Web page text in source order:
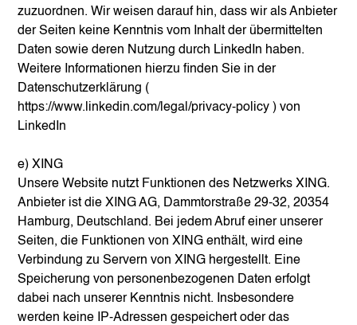
zuzuordnen. Wir weisen darauf hin, dass wir als Anbieter
der Seiten keine Kenntnis vom Inhalt der übermittelten
Daten sowie deren Nutzung durch LinkedIn haben.
Weitere Informationen hierzu finden Sie in der
Datenschutzerklärung (
https://www.linkedin.com/legal/privacy-policy ) von
LinkedIn
e) XING
Unsere Website nutzt Funktionen des Netzwerks XING.
Anbieter ist die XING AG, Dammtorstraße 29-32, 20354
Hamburg, Deutschland. Bei jedem Abruf einer unserer
Seiten, die Funktionen von XING enthält, wird eine
Verbindung zu Servern von XING hergestellt. Eine
Speicherung von personenbezogenen Daten erfolgt
dabei nach unserer Kenntnis nicht. Insbesondere
werden keine IP-Adressen gespeichert oder das